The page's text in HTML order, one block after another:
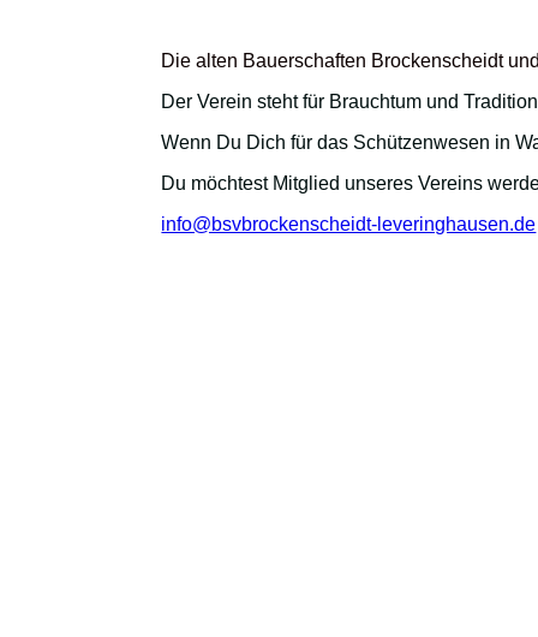
Die alten Bauerschaften Brockenscheidt
Der Verein steht für Brauchtum und
Wenn Du Dich für das Schützenwesen in
Du möchtest Mitglied unseres Vereins
info@bsvbrockenscheidt-leveringhausen.de